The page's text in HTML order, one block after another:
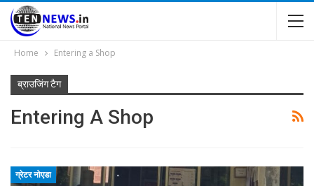
Home Entering a Shop
ब्राउजिंग टैग
Entering A Shop
ग्रेटर नोएडा